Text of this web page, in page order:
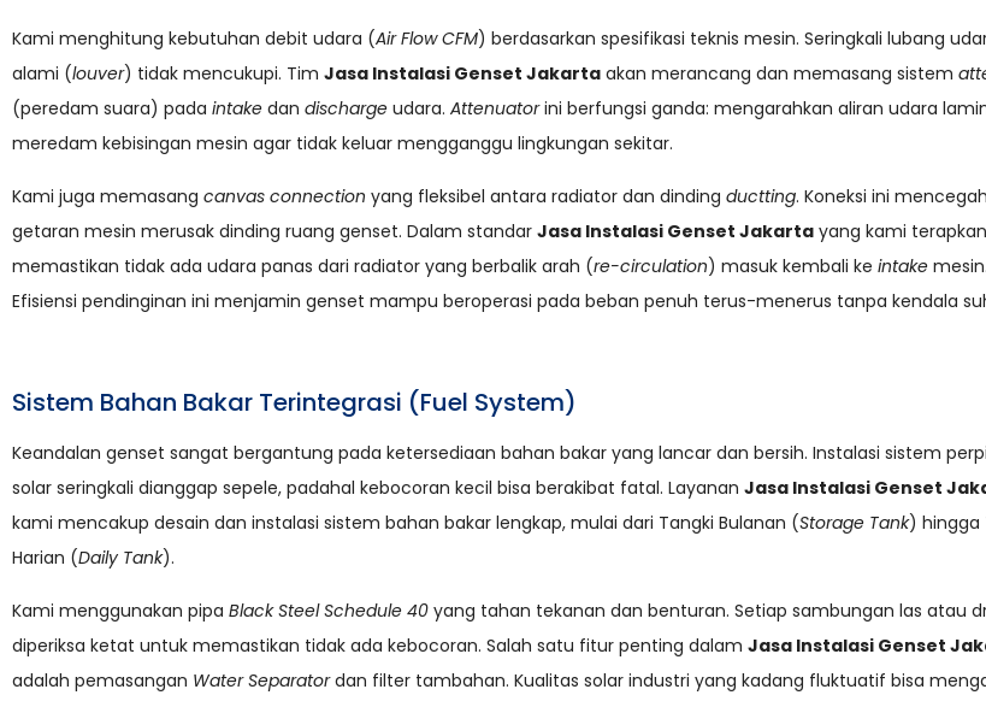
Kami menghitung kebutuhan debit udara (Air Flow CFM) berdasarkan spesifikasi teknis mesin. Seringkali lubang
alami (louver) tidak mencukupi. Tim Jasa Instalasi Genset Jakarta akan merancang dan memasang sistem
(peredam suara) pada intake dan discharge udara. Attenuatorini berfungsi ganda: mengarahkan aliran udara
meredam kebisingan mesin agar tidak keluar mengganggu lingkungan sekitar.
Kami juga memasang canvas connection yang fleksibel antara radiator dan dinding ductting. Koneksi ini mencegah
getaran mesin merusak dinding ruang genset. Dalam standar Jasa Instalasi Genset Jakarta yang kami
memastikan tidak ada udara panas dari radiator yang berbalik arah (re-circulation) masuk kembali ke intake mesin.
Efisiensi pendinginan ini menjamin genset mampu beroperasi pada beban penuh terus-menerus tanpa kendala
Sistem Bahan Bakar Terintegrasi (Fuel System)
Keandalan genset sangat bergantung pada ketersediaan bahan bakar yang lancar dan bersih. Instalasi sistem
solar seringkali dianggap sepele, padahal kebocoran kecil bisa berakibat fatal. Layanan Jasa Instalasi Genset
kami mencakup desain dan instalasi sistem bahan bakar lengkap, mulai dari Tangki Bulanan (Storage Tank) hingga
Harian (Daily Tank).
Kami menggunakan pipa Black Steel Schedule 40 yang tahan tekanan dan benturan. Setiap sambungan las atau
diperiksa ketat untuk memastikan tidak ada kebocoran. Salah satu fitur penting dalam Jasa Instalasi Genset
adalah pemasangan Water Separatordan filter tambahan. Kualitas solar industri yang kadang fluktuatif bisa